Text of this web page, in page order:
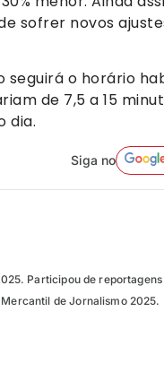
sofrer novos
o horário
de 7,5 a 15
dia.
Siga no
Participou de
de Jornalismo 2025.